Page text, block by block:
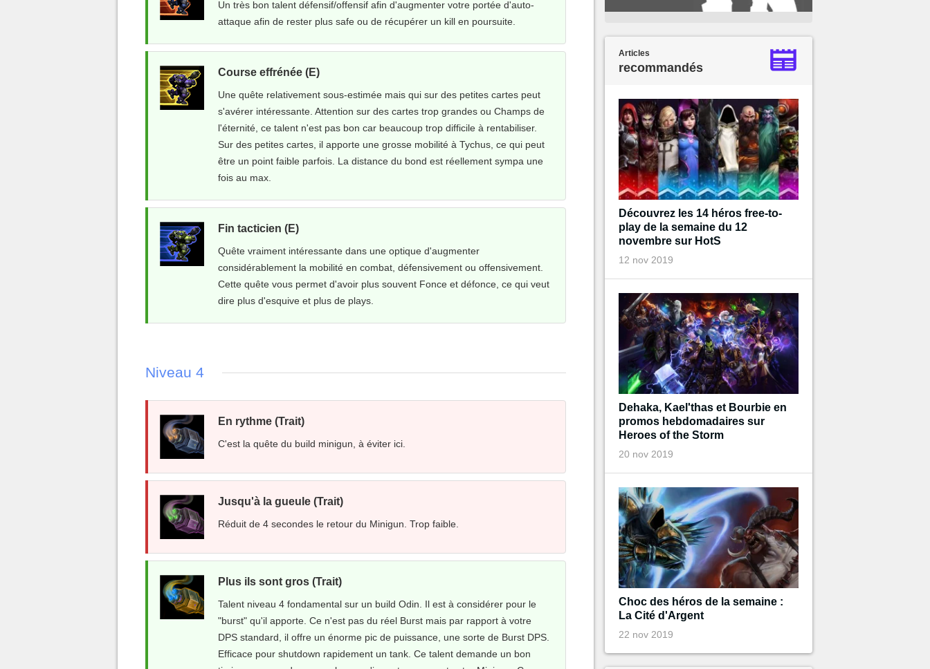
Un très bon talent défensif/offensif afin d'augmenter votre portée d'auto-
attaque afin de rester plus safe ou de récupérer un kill en poursuite.
Course effrénée (E)
Une quête relativement sous-estimée mais qui sur des petites cartes peut
s'avérer intéressante. Attention sur des cartes trop grandes ou Champs de
l'éternité, ce talent n'est pas bon car beaucoup trop difficile à rentabiliser.
Sur des petites cartes, il apporte une grosse mobilité à Tychus, ce qui peut
être un point faible parfois. La distance du bond est réellement sympa une
fois au max.
Fin tacticien (E)
Quête vraiment intéressante dans une optique d'augmenter
considérablement la mobilité en combat, défensivement ou offensivement.
Cette quête vous permet d'avoir plus souvent Fonce et défonce, ce qui veut
dire plus d'esquive et plus de plays.
Niveau 4
En rythme (Trait)
C'est la quête du build minigun, à éviter ici.
Jusqu'à la gueule (Trait)
Réduit de 4 secondes le retour du Minigun. Trop faible.
Plus ils sont gros (Trait)
Talent niveau 4 fondamental sur un build Odin. Il est à considérer pour le
"burst" qu'il apporte. Ce n'est pas du réel Burst mais par rapport à votre
DPS standard, il offre un énorme pic de puissance, une sorte de Burst DPS.
Efficace pour shutdown rapidement un tank. Ce talent demande un bon
Articles
recommandés
Découvrez les 14 héros free-to-
play de la semaine du 12
novembre sur HotS
12 nov 2019
Dehaka, Kael'thas et Bourbie en
promos hebdomadaires sur
Heroes of the Storm
20 nov 2019
Choc des héros de la semaine :
La Cité d'Argent
22 nov 2019